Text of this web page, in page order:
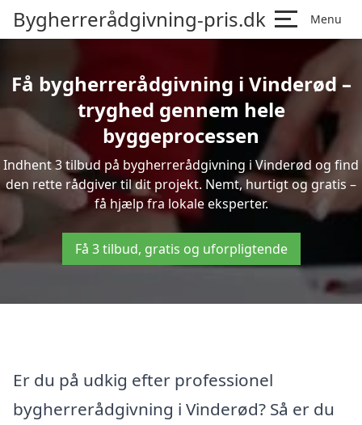
Bygherrerådgivning-pris.dk Menu
Få bygherrerådgivning i Vinderød –
tryghed gennem hele
byggeprocessen
Indhent 3 tilbud på bygherrerådgivning i Vinderød og find
den rette rådgiver til dit projekt. Nemt, hurtigt og gratis –
få hjælp fra lokale eksperter.
Få 3 tilbud, gratis og uforpligtende
Er du på udkig efter professionel
bygherrerådgivning i Vinderød? Så er du